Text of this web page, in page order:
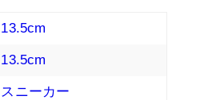
13.5cm
13.5cm
スニーカー